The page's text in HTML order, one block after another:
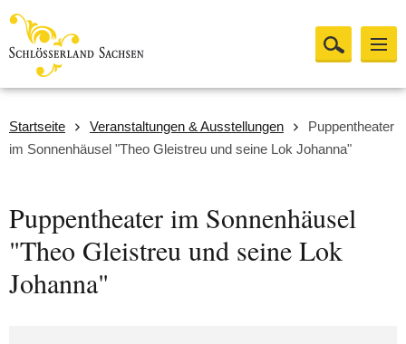
Startseite Veranstaltungen & Ausstellungen
Puppentheater
im Sonnenhäusel "Theo Gleistreu und seine Lok Johanna"
Puppentheater im Sonnenhäusel
"Theo Gleistreu und seine Lok
Johanna"